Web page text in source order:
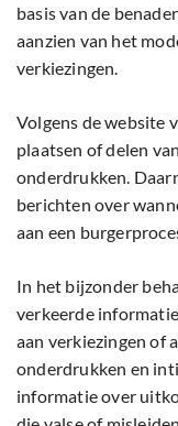
basis van de
aanzien van het
verkiezingen.
Volgens de website
plaatsen of delen
onderdrukken.
berichten over
aan een
In het bijzonder
verkeerde
aan verkiezingen of
onderdrukken en
informatie over